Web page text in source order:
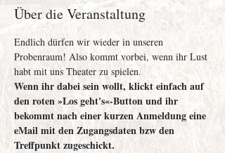
Über die Veranstaltung
Endlich dürfen wir wieder in unseren
Probenraum! Also kommt vorbei, wenn ihr Lust
habt mit uns Theater zu spielen.
Wenn ihr dabei sein wollt, klickt einfach auf
den roten »Los geht's«-Button und ihr
bekommt nach einer kurzen Anmeldung eine
eMail mit den Zugangsdaten bzw den
Treffpunkt zugeschickt.